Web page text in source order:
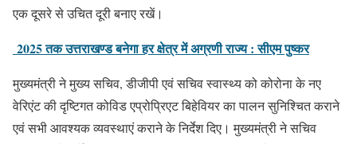
एक दूसरे से उचित दूरी बनाए रखें।
2025 तक उत्तराखण्ड बनेगा हर क्षेत्र में अग्रणी राज्य : सीएम पुष्कर
मुख्यमंत्री ने मुख्य सचिव, डीजीपी एवं सचिव स्वास्थ्य को कोरोना के नए
वेरिएंट की दृष्टिगत कोविड एप्रोप्रिएट बिहेवियर का पालन सुनिश्चित कराने
एवं सभी आवश्यक व्यवस्थाएं कराने के निर्देश दिए। मुख्यमंत्री ने सचिव